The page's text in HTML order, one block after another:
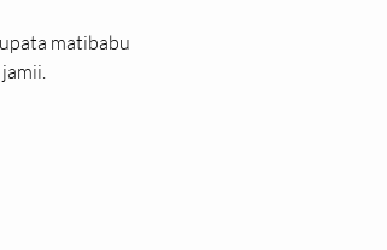
matibabu